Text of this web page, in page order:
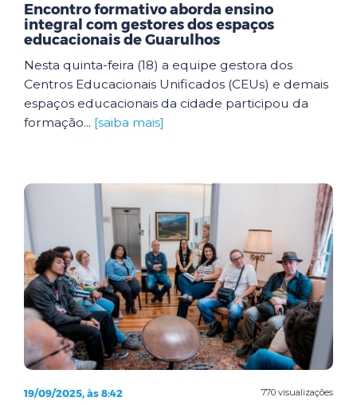
Encontro formativo aborda ensino
integral com gestores dos espaços
educacionais de Guarulhos
Nesta quinta-feira (18) a equipe gestora dos
Centros Educacionais Unificados (CEUs) e demais
espaços educacionais da cidade participou da
formação... [saiba mais]
770 visualizações
19/09/2025, às 8:42